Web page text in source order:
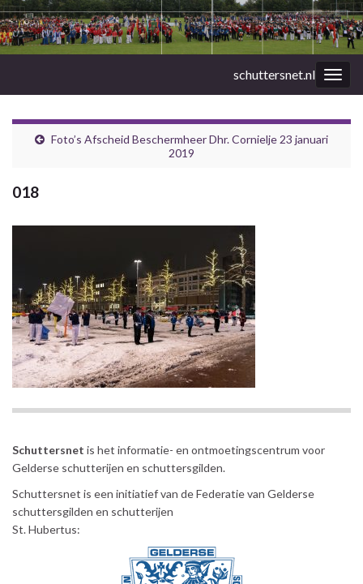
schuttersnet.nl
Foto’s Afscheid Beschermheer Dhr. Cornielje 23 januari
2019
018
Schuttersnet is het informatie- en ontmoetingscentrum voor
Gelderse schutterijen en schuttersgilden.
Schuttersnet is een initiatief van de Federatie van Gelderse
schuttersgilden en schutterijen
St. Hubertus: